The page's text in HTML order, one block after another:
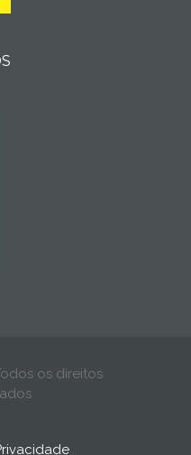
os direitos